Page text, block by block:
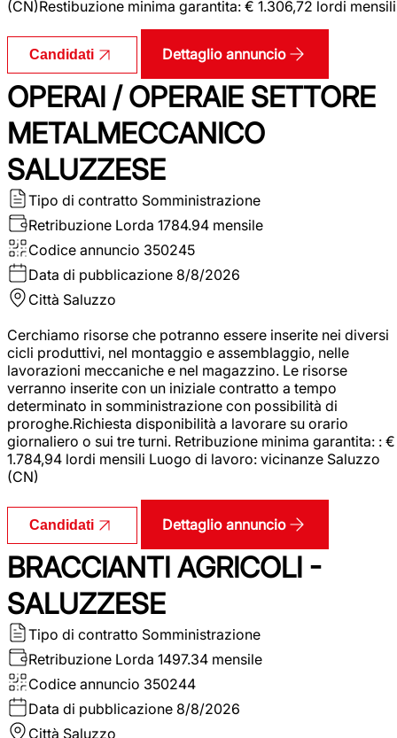
(CN)Restibuzione minima garantita: € 1.306,72 lordi mensili
Candidati Dettaglio annuncio
OPERAI / OPERAIE SETTORE
METALMECCANICO
SALUZZESE
Tipo di contratto Somministrazione
Retribuzione Lorda 1784.94 mensile
Codice annuncio 350245
Data di pubblicazione 8/8/2026
Città Saluzzo
Cerchiamo risorse che potranno essere inserite nei diversi
cicli produttivi, nel montaggio e assemblaggio, nelle
lavorazioni meccaniche e nel magazzino. Le risorse
verranno inserite con un iniziale contratto a tempo
determinato in somministrazione con possibilità di
proroghe.Richiesta disponibilità a lavorare su orario
giornaliero o sui tre turni. Retribuzione minima garantita: : €
1.784,94 lordi mensili Luogo di lavoro: vicinanze Saluzzo
(CN)
Candidati Dettaglio annuncio
BRACCIANTI AGRICOLI -
SALUZZESE
Tipo di contratto Somministrazione
Retribuzione Lorda 1497.34 mensile
Codice annuncio 350244
Data di pubblicazione 8/8/2026
Città Saluzzo